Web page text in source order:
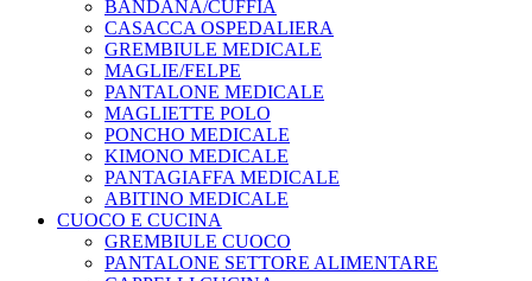
BANDANA/CUFFIA
CASACCA OSPEDALIERA
GREMBIULE MEDICALE
MAGLIE/FELPE
PANTALONE MEDICALE
MAGLIETTE POLO
PONCHO MEDICALE
KIMONO MEDICALE
PANTAGIAFFA MEDICALE
ABITINO MEDICALE
CUOCO E CUCINA
GREMBIULE CUOCO
PANTALONE SETTORE ALIMENTARE